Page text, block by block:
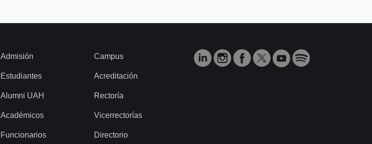
Admisión
Estudiantes
Alumni UAH
Académicos
Funcionarios
Campus
Acreditación
Rectoría
Vicerrectorías
Directorio